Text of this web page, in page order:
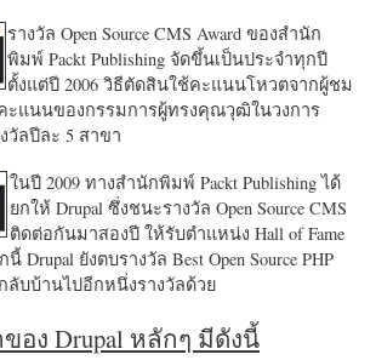
รางวัล Open Source CMS Award ของสำนัก
พิมพ์ Packt Publishing จัดขึ้นเป็นประจำทุกปี
ตั้งแต่ปี 2006 วิธีตัดสินใช้คะแนนโหวตจากผู้ชม
ะแนนของกรรมการผู้ทรงคุณวุฒิในวงการ
ลปีละ 5 สาขา
ในปี 2009 ทางสำนักพิมพ์ Packt Publishing ได้
ยกให้ Drupal ซึ่งชนะรางวัล Open Source CMS
ติดต่อกันมาสองปี ให้รับตำแหน่ง Hall of Fame
Drupal ยังตบรางวัล Best Open Source PHP
ลับบ้านไปอีกหนึ่งรางวัลด้วย
อง Drupal หลักๆ มีดังนี้